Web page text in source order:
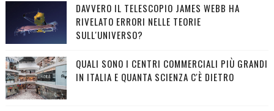
DAVVERO IL TELESCOPIO JAMES WEBB HA
RIVELATO ERRORI NELLE TEORIE
SULL'UNIVERSO?
QUALI SONO I CENTRI COMMERCIALI PIÙ GRANDI
IN ITALIA E QUANTA SCIENZA C'È DIETRO